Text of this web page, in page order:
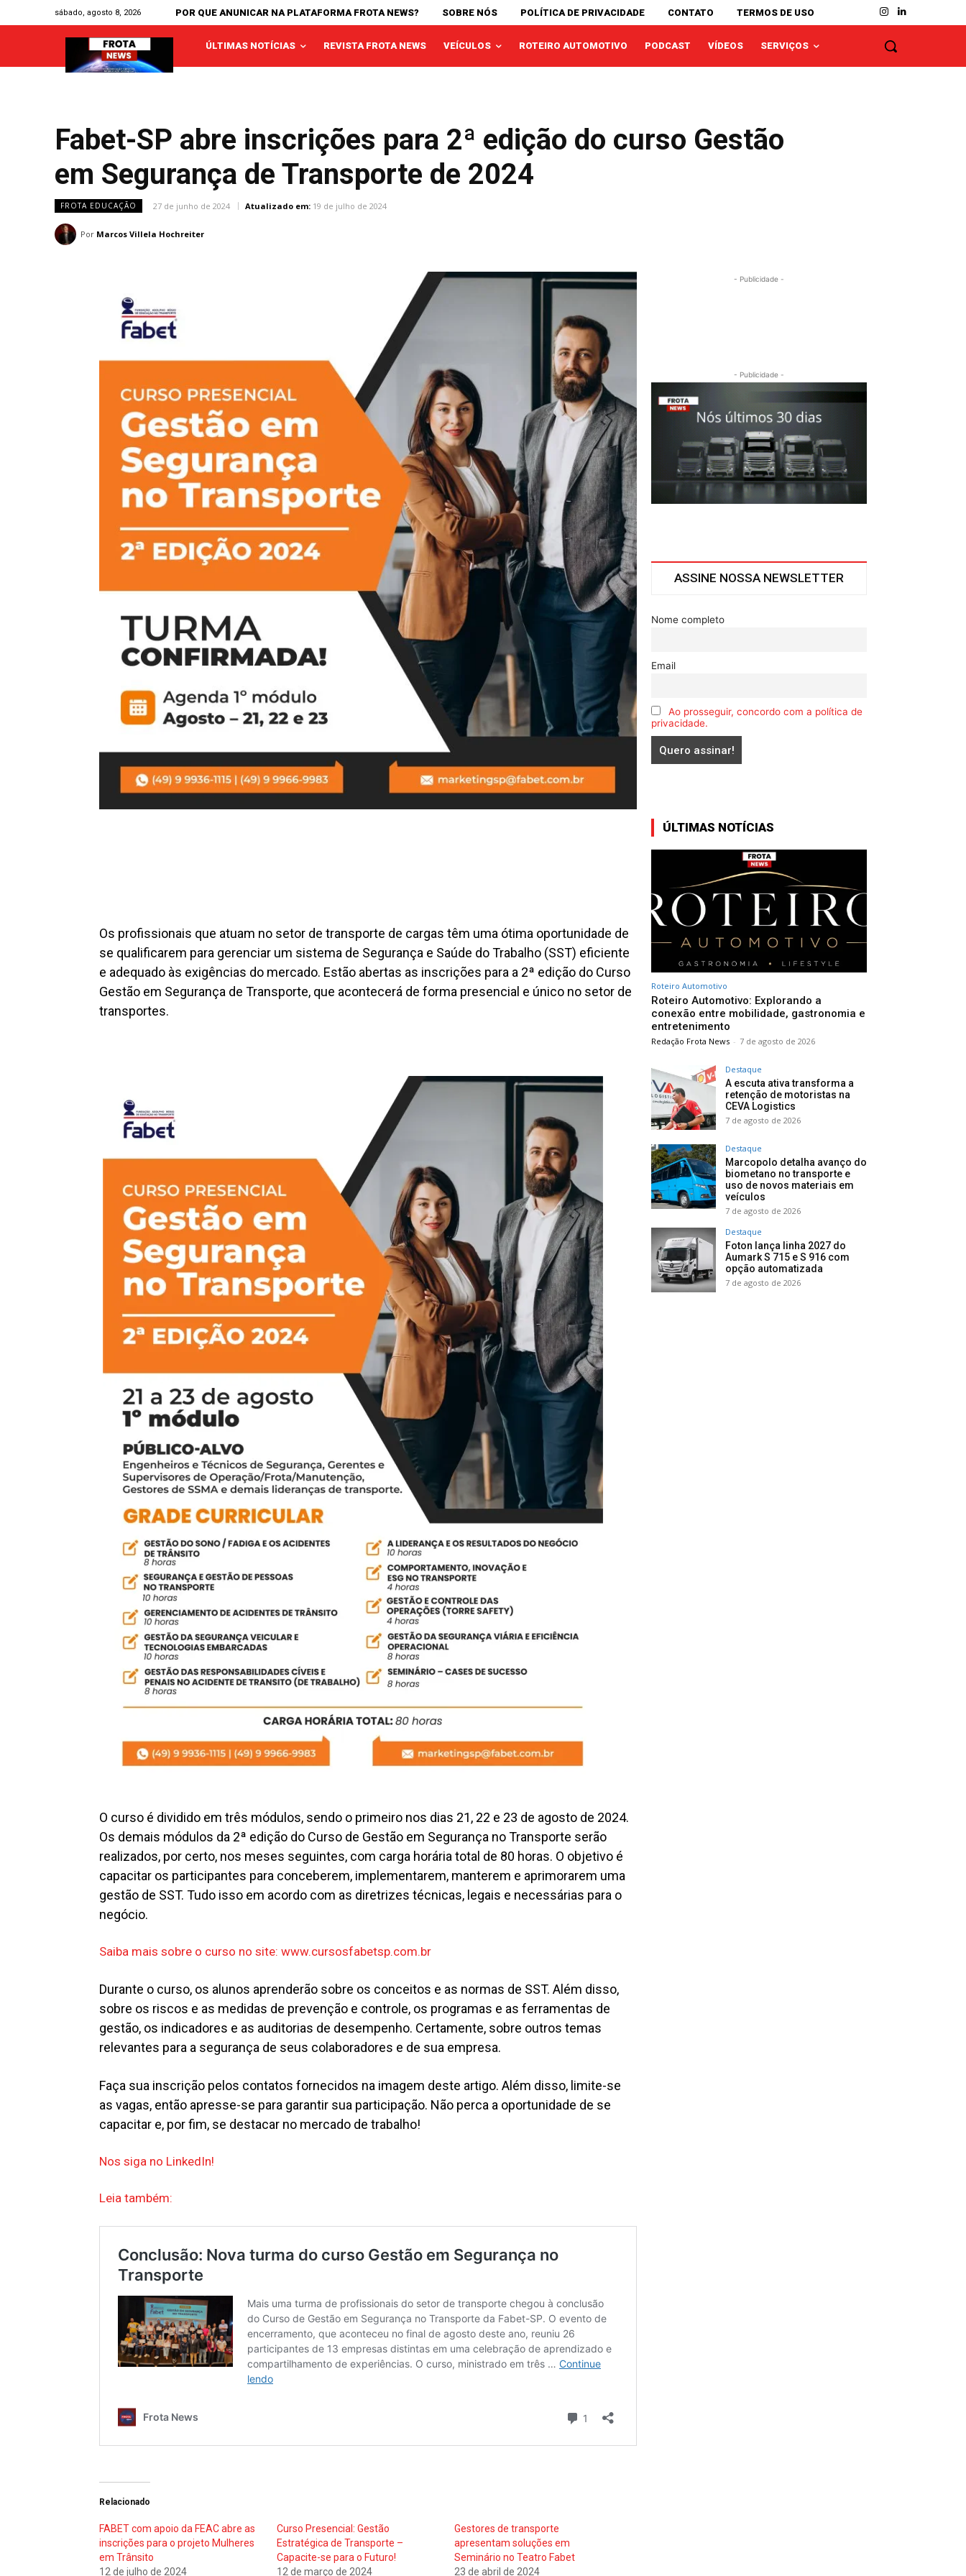
sábado, agosto 8, 2026 POR QUE ANUNICAR NA PLATAFORMA FROTA NEWS? SOBRE NÓS POLÍTICA DE PRIVACIDADE CONTATO TERMOS DE USO
ÚLTIMAS NOTÍCIAS REVISTA FROTA NEWS VEÍCULOS ROTEIRO AUTOMOTIVO PODCAST VÍDEOS SERVIÇOS
Fabet-SP abre inscrições para 2ª edição do curso Gestão
em Segurança de Transporte de 2024
FROTA EDUCAÇÃO 27 de junho de 2024 Atualizado em: 19 de julho de 2024
Por Marcos Villela Hochreiter
Os profissionais que atuam no setor de transporte de cargas têm uma ótima oportunidade de
se qualificarem para gerenciar um sistema de Segurança e Saúde do Trabalho (SST) eficiente
e adequado às exigências do mercado. Estão abertas as inscrições para a 2ª edição do Curso
Gestão em Segurança de Transporte, que acontecerá de forma presencial e único no setor de
transportes.
O curso é dividido em três módulos, sendo o primeiro nos dias 21, 22 e 23 de agosto de 2024.
Os demais módulos da 2ª edição do Curso de Gestão em Segurança no Transporte serão
realizados, por certo, nos meses seguintes, com carga horária total de 80 horas. O objetivo é
capacitar os participantes para conceberem, implementarem, manterem e aprimorarem uma
gestão de SST. Tudo isso em acordo com as diretrizes técnicas, legais e necessárias para o
negócio.
Saiba mais sobre o curso no site: www.cursosfabetsp.com.br
Durante o curso, os alunos aprenderão sobre os conceitos e as normas de SST. Além disso,
sobre os riscos e as medidas de prevenção e controle, os programas e as ferramentas de
gestão, os indicadores e as auditorias de desempenho. Certamente, sobre outros temas
relevantes para a segurança de seus colaboradores e de sua empresa.
Faça sua inscrição pelos contatos fornecidos na imagem deste artigo. Além disso, limite-se
as vagas, então apresse-se para garantir sua participação. Não perca a oportunidade de se
capacitar e, por fim, se destacar no mercado de trabalho!
Nos siga no LinkedIn!
Leia também:
Relacionado
FABET com apoio da FEAC abre as
inscrições para o projeto Mulheres
em Trânsito
12 de julho de 2024
Curso Presencial: Gestão
Estratégica de Transporte –
Capacite-se para o Futuro!
12 de março de 2024
Gestores de transporte
apresentam soluções em
Seminário no Teatro Fabet
23 de abril de 2024
- Publicidade -
- Publicidade -
ASSINE NOSSA NEWSLETTER
Nome completo
Email
Ao prosseguir, concordo com a política de
privacidade.
ÚLTIMAS NOTÍCIAS
Roteiro Automotivo
Roteiro Automotivo: Explorando a
conexão entre mobilidade, gastronomia e
entretenimento
Redação Frota News - 7 de agosto de 2026
Destaque
A escuta ativa transforma a
retenção de motoristas na
CEVA Logistics
7 de agosto de 2026
Destaque
Marcopolo detalha avanço do
biometano no transporte e
uso de novos materiais em
veículos
7 de agosto de 2026
Destaque
Foton lança linha 2027 do
Aumark S 715 e S 916 com
opção automatizada
7 de agosto de 2026